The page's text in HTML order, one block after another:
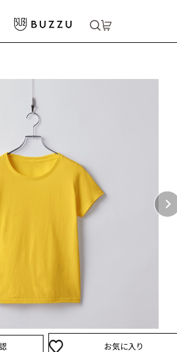
5.6oz ヘビーウェイトTシャツ（レディース）
お気に入り